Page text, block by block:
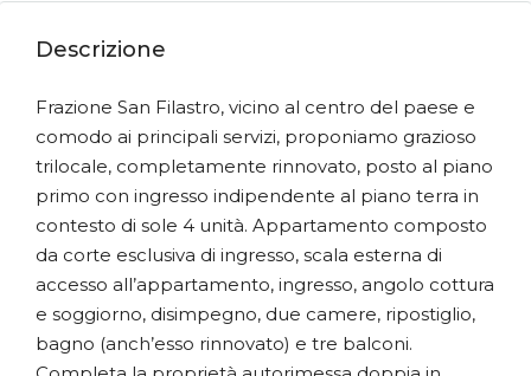
Descrizione
Frazione San Filastro, vicino al centro del paese e
comodo ai principali servizi, proponiamo grazioso
trilocale, completamente rinnovato, posto al piano
primo con ingresso indipendente al piano terra in
contesto di sole 4 unità. Appartamento composto
da corte esclusiva di ingresso, scala esterna di
accesso all’appartamento, ingresso, angolo cottura
e soggiorno, disimpegno, due camere, ripostiglio,
bagno (anch’esso rinnovato) e tre balconi.